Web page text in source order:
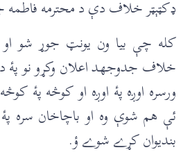
ډکټېټر خلاف دې د محترمه فاطمه
کله چې بيا ون يونټ جوړ شو
خلاف جدوجهد اعلان وکړو نو پۀ
ورسره اوږه پۀ اوږه او کوڅه پۀ
ئې هم شوې وه او باچاخان
بنديوان کړے شوے ؤ.